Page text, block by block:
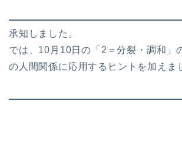
承知しました。
では、10月10日の「2＝分裂・調和」
の人間関係に応用するヒントを加えま